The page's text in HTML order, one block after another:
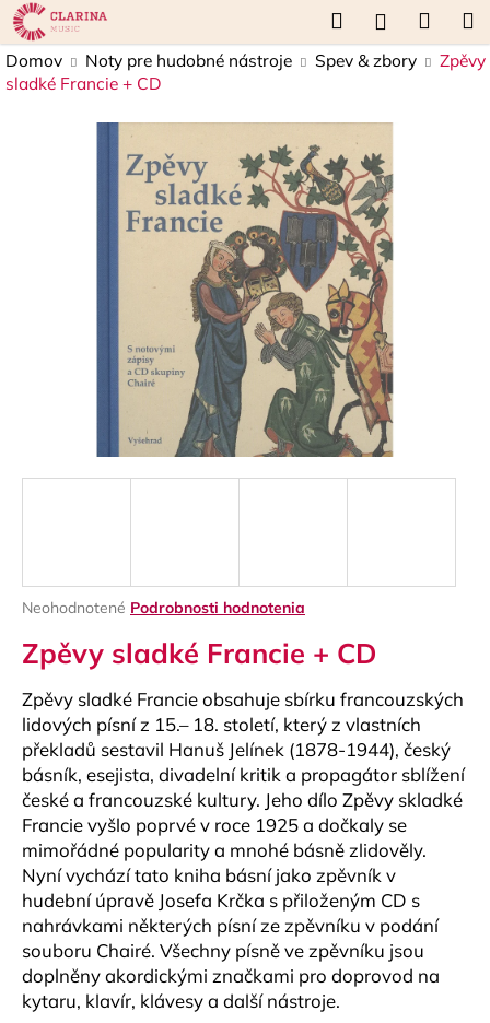
Prejsť
na
obsah
Hľadať
košík
Domov Noty pre hudobné nástroje Spev & zbory
Zpěvy
sladké Francie + CD
Priemerné
produktu
je
0,0
z
5
hviezdičiek.
Neohodnotené Podrobnosti hodnotenia
Zpěvy sladké Francie + CD
Zpěvy sladké Francie obsahuje sbírku francouzských
lidových písní z 15.– 18. století, který z vlastních
překladů sestavil Hanuš Jelínek (1878-1944), český
básník, esejista, divadelní kritik a propagátor sblížení
české a francouzské kultury. Jeho dílo Zpěvy skladké
Francie vyšlo poprvé v roce 1925 a dočkaly se
mimořádné popularity a mnohé básně zlidověly.
Nyní vychází tato kniha básní jako zpěvník v
hudební úpravě Josefa Krčka s přiloženým CD s
nahrávkami některých písní ze zpěvníku v podání
souboru Chairé. Všechny písně ve zpěvníku jsou
doplněny akordickými značkami pro doprovod na
kytaru, klavír, klávesy a další nástroje.
K
o
š
Späť
Späť
n
ť
HĽADAŤ
O
d
p
o
r
ú
č
a